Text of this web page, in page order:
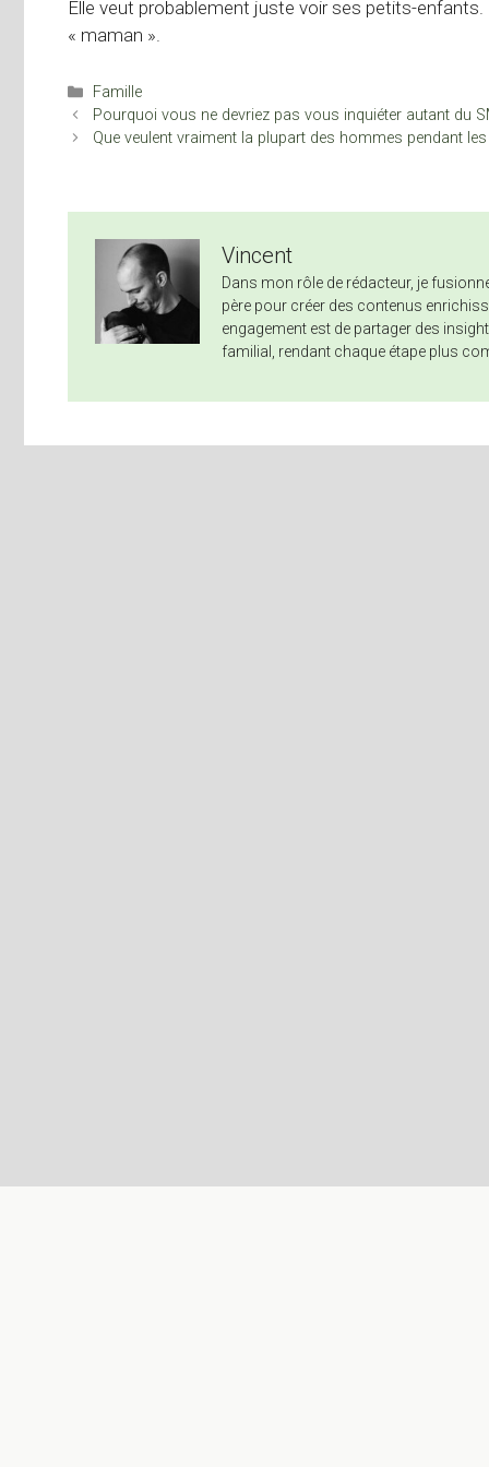
Elle veut probablement juste voir ses petits-
« maman ».
Catégories
Famille
Pourquoi vous ne devriez pas vous inquiéter autant du
Que veulent vraiment la plupart des hommes pendant
Vincent
Dans mon rôle de rédacteur, je
père pour créer des contenus
engagement est de partager des
familial, rendant chaque étape plus